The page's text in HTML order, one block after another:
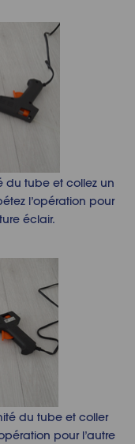
du tube et collez un
l’opération pour
éclair.
du tube et coller
pour l’autre